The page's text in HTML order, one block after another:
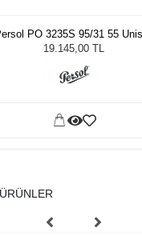
PO 3235S 95/31 55
Güneş Gözlüğü
19.145,00 TL